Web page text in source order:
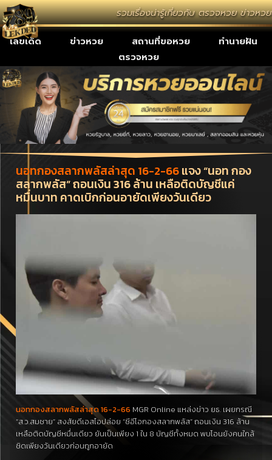
รวมเรื่องน่ารู้เกี่ยวกับ ตรวจหวย ข่าวหวย
เลขเด็ด ข่าวหวย สถานที่ขอหวย
ทำนายฝัน
ตรวจหวย
นอทกองสลากพลัสล่าสุด 16-2-66แจง “นอท กอง
สลากพลัส” ถอนเงิน 316 ล้าน เหลือติดบัญชีแค่
หมื่นบาท คาดเบิกก่อนอายัดเพียงวันเดียว
นอทกองสลากพลัสล่าสุด 16-2-66 MGR Online แหล่งข่าว ยธ. เผยกรณี
“ส.ว.สมชาย” สงสัยดีเอสไอปล่อย “ซีอีโอกองสลากพลัส” ถอนเงิน 316 ล้าน
เหลือติดบัญชีหมื่นเดียว ยันเป็นเพียง 1 ใน 8 บัญชีทั้งหมด พบโอนยังคนใกล้
ชิดเพียงวันเดียวก่อนถูกอายัด